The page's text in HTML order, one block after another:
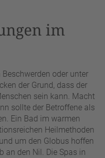
im
oder unter
der Grund, dass der
sein kann. Macht
sollte der Betroffene als
Ein Bad im warmen
Heilmethoden
um den Globus hoffen
an den Nil. Die Spas in